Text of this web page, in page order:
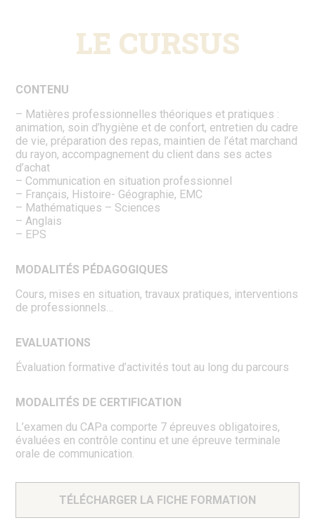
LE CURSUS
CONTENU
– Matières professionnelles théoriques et pratiques :
animation, soin d’hygiène et de confort, entretien du cadre
de vie, préparation des repas, maintien de l’état marchand
du rayon, accompagnement du client dans ses actes
d’achat
– Communication en situation professionnel
– Français, Histoire- Géographie, EMC
– Mathématiques – Sciences
– Anglais
– EPS
MODALITÉS PÉDAGOGIQUES
Cours, mises en situation, travaux pratiques, interventions
de professionnels…
EVALUATIONS
Évaluation formative d’activités tout au long du parcours
MODALITÉS DE CERTIFICATION
L’examen du CAPa comporte 7 épreuves obligatoires,
évaluées en contrôle continu et une épreuve terminale
orale de communication.
TÉLÉCHARGER LA FICHE FORMATION